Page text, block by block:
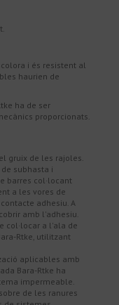
i és resistent al
haurien de
ha de ser
proporcionats.
gruix de les rajoles.
subhasta i
barres col·locant
a les vores de
adhesiu. A
amb l'adhesiu.
col·locar a l'ala de
Rtke, utilitzant
aplicables amb
Bara-Rtke ha
impermeable.
de les ranures